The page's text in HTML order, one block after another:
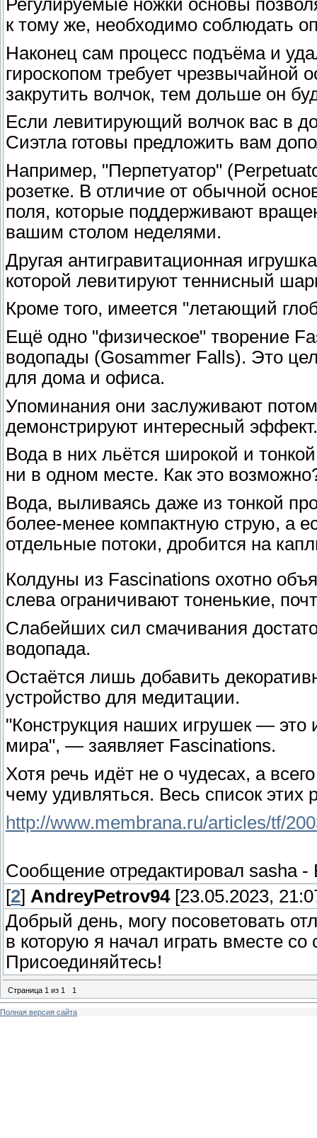
Регулируемые ножки основы
к тому же, необходимо соблюдать
Наконец сам процесс подъёма и
гироскопом требует
закрутить волчок, тем дольше он
Если левитирующий волчок вас в
Сиэтла готовы предложить вам
Например, "Перпетуатор"
розетке. В отличие от обычной
поля, которые поддерживают
вашим столом неделями.
Другая антигравитационная
которой левитируют теннисный
Кроме того, имеется "летающий
Ещё одно "физическое" творение
водопады (Gosammer Falls). Это
для дома и офиса.
Упоминания они заслуживают
демонстрируют интересный эффект.
Вода в них льётся широкой и
ни в одном месте. Как это
Вода, выливаясь даже из тонкой
более-менее компактную струю, а
отдельные потоки, дробится на
Колдуны из Fascinations охотно
слева ограничивают тоненькие,
Слабейших сил смачивания
водопада.
Остаётся лишь добавить
устройство для медитации.
"Конструкция наших игрушек — это
мира", — заявляет Fascinations.
Хотя речь идёт не о чудесах, а
чему удивляться. Весь список этих
http://www.membrana.ru/articles/tf/
Сообщение отредактировал sasha-
[2] AndreyPetrov94[23.05.2023,
Добрый день, могу посоветовать
в которую я начал играть вместе
Присоединяйтесь!
Страница 1 из 1 1
Полная версия сайта